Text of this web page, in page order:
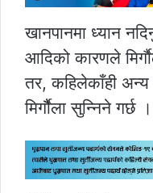
खानपानमा ध्यान
आदिको कारणले
तर, कहिलेकाँही
मिर्गौैला सुन्निने गर्छ ।